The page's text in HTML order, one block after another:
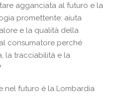
agganciata al futuro e la
promettente: aiuta
e la qualità della
consumatore perché
la tracciabilità e la
nel futuro è la Lombardia